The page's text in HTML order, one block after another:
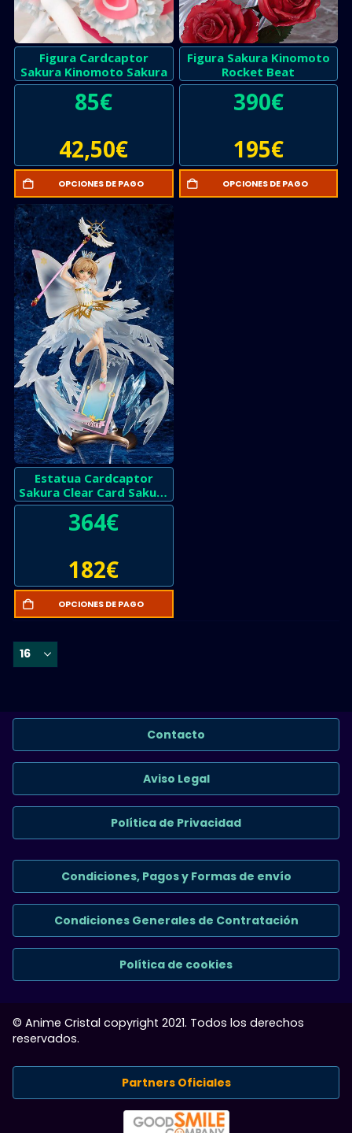
Figura Cardcaptor
Sakura Kinomoto Sakura
85€
42,50€
OPCIONES DE PAGO
Figura Sakura Kinomoto
Rocket Beat
390€
195€
OPCIONES DE PAGO
Estatua Cardcaptor
Sakura Clear Card Sakura
Kinomoto
364€
182€
OPCIONES DE PAGO
Contacto
Aviso Legal
Política de Privacidad
Condiciones, Pagos y Formas de envío
Condiciones Generales de Contratación
Política de cookies
© Anime Cristal copyright 2021. Todos los derechos
reservados.
Partners Oficiales